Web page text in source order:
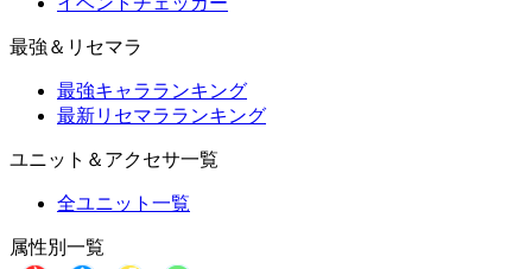
最強＆リセマラ
最強キャラランキング
最新リセマラランキング
ユニット＆アクセサ一覧
全ユニット一覧
属性別一覧